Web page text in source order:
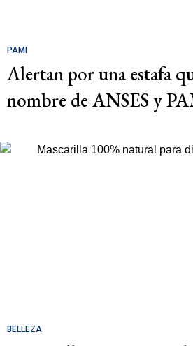
PAMI
Alertan por una estafa
nombre de ANSES y
BELLEZA